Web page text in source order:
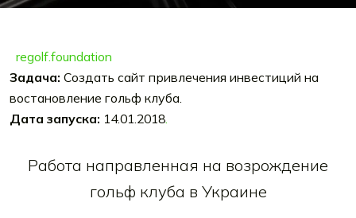
regolf.foundation
Задача: Создать сайт привлечения инвестиций на
востановление гольф клуба.
Дата запуска: 14.01.2018.
Работа направленная на возрождение
гольф клуба в Украине